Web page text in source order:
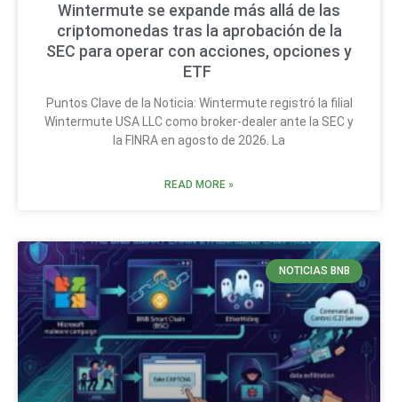
Wintermute se expande más allá de las
criptomonedas tras la aprobación de la
SEC para operar con acciones, opciones y
ETF
Puntos Clave de la Noticia: Wintermute registró la filial
Wintermute USA LLC como broker-dealer ante la SEC y
la FINRA en agosto de 2026. La
READ MORE »
NOTICIAS BNB